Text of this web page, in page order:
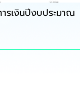
รเงินปีงบประมาณ